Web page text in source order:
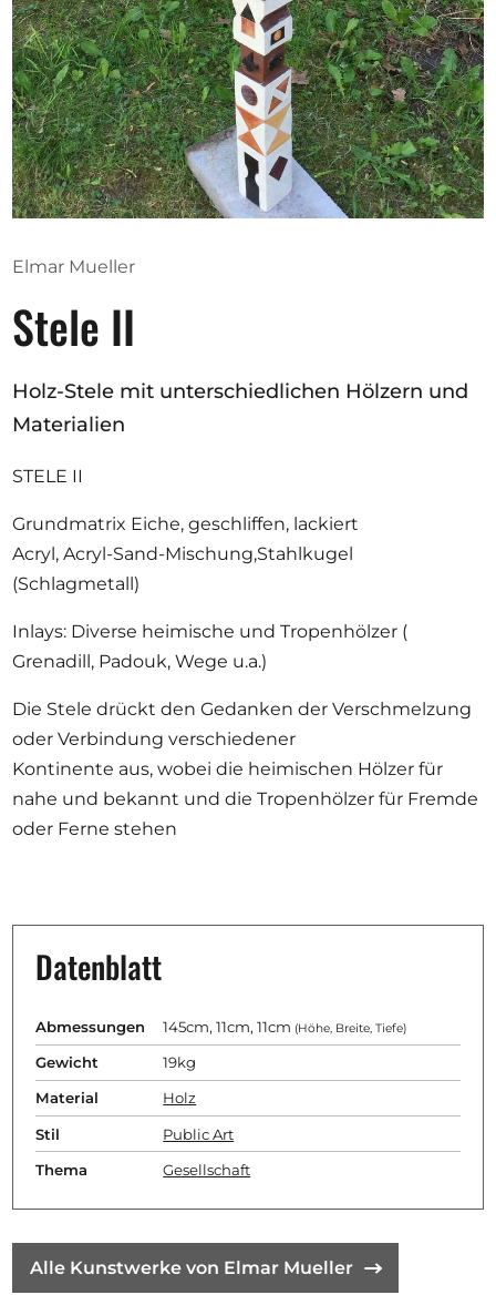
Ausschreibungen
Mitglied werden
Künstler:innen
Über uns
Spenden
Partners
Help
Kontakt
Elmar Mueller
Stele II
Holz-Stele mit unterschiedlichen Hölzern und
Materialien
STELE II
Grundmatrix Eiche, geschliffen, lackiert
Acryl, Acryl-Sand-Mischung,Stahlkugel
(Schlagmetall)
Inlays: Diverse heimische und Tropenhölzer (
Grenadill, Padouk, Wege u.a.)
Die Stele drückt den Gedanken der Verschmelzung
oder Verbindung verschiedener
Kontinente aus, wobei die heimischen Hölzer für
nahe und bekannt und die Tropenhölzer für Fremde
oder Ferne stehen
Datenblatt
Abmessungen 145cm, 11cm, 11cm (Höhe, Breite, Tiefe)
Gewicht 19kg
Material Holz
Stil Public Art
Thema Gesellschaft
Alle Kunstwerke von Elmar Mueller